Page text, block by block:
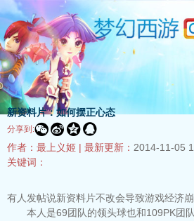
新资料片：如何摆正心态
分享到: 
作者：最上义姬 | 最新更新： 2014-11-05
关键词：
有人发帖说新资料片不改会导致游戏经济
本人是69团队的领头球也和109PK团